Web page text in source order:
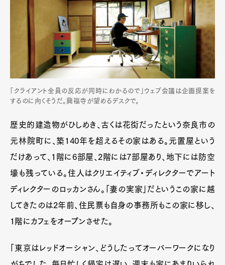
「クライアント全員の反応が同時にわかるので」ウェブ会議は企画提案を
するのに向くそうだ。興福寺が望めるデスクで。
歴史的建造物がひしめき、古くは花街だったという奈良市の
元林院町に、築140年を超えるその家はある。元置屋という
だけあって、1階に6部屋、2階には7部屋あり、地下には防空
壕も残っている。住人はクリエイティブ・ディレクターでアート
ディレクターのロッカンさん。「妻の実家」だというこの家に越
してきたのは2年前、住民票も自身の事務所もこの家に移し、
1階にカフェをオープンさせた。
「東京はレッドオーシャン、どうしたってオーバーワークになり